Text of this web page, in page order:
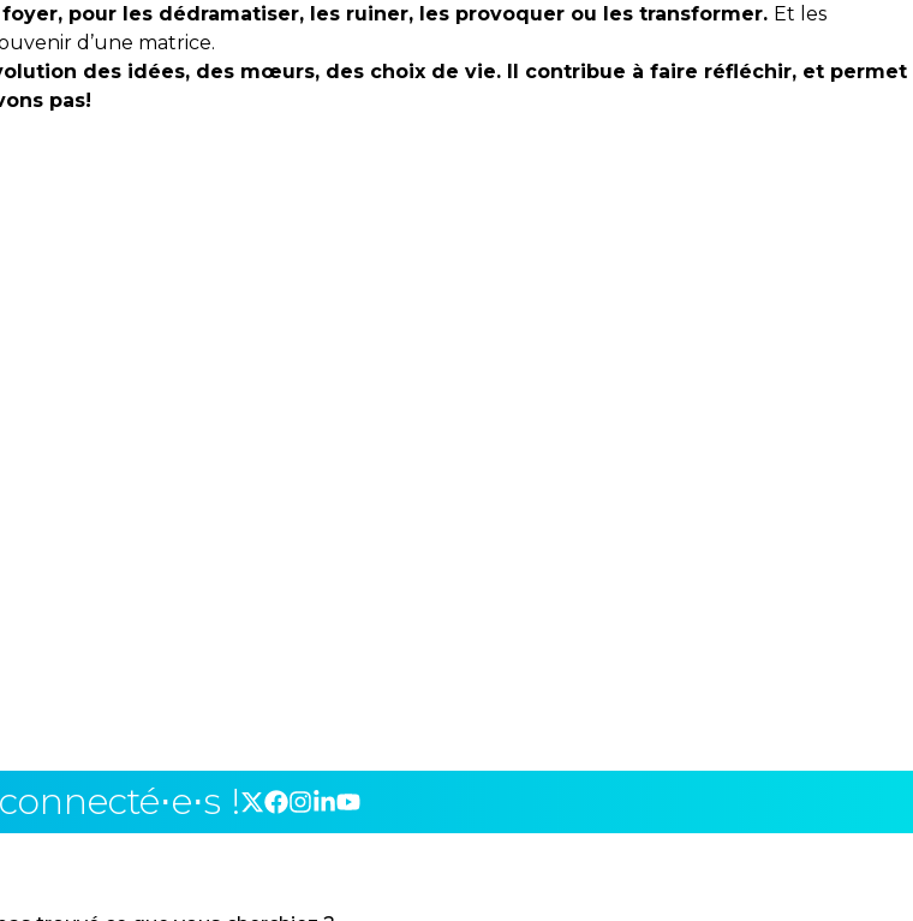
pour les dédramatiser, les ruiner, les provoquer ou les transformer. Et les
d’une matrice.
des idées, des mœurs, des choix de vie. Il contribue à faire réfléchir, et permet
pas!
!